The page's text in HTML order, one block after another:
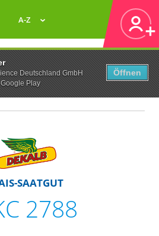
Deutschland GmbH
Play
Öffnen
A-Z
SAATGUT
2788